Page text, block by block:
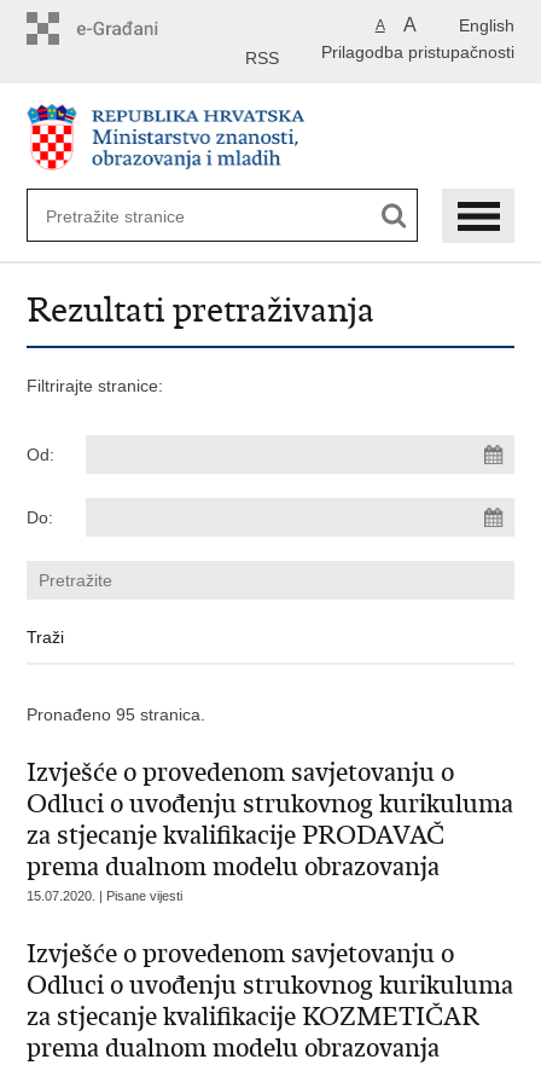
English
A A
Prilagodba pristupačnosti
RSS
Rezultati pretraživanja
Filtrirajte stranice:
Od:
Do:
Pronađeno 95 stranica.
Izvješće o provedenom savjetovanju o
Odluci o uvođenju strukovnog kurikuluma
za stjecanje kvalifikacije PRODAVAČ
prema dualnom modelu obrazovanja
15.07.2020. | Pisane vijesti
Izvješće o provedenom savjetovanju o
Odluci o uvođenju strukovnog kurikuluma
za stjecanje kvalifikacije KOZMETIČAR
prema dualnom modelu obrazovanja